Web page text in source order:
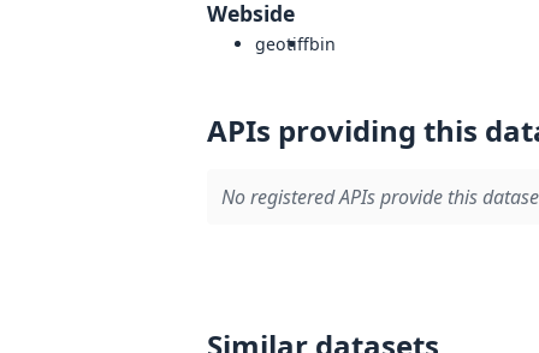
Webside
geotiffbin
APIs providing this
No registered APIs provide this
Similar datasets